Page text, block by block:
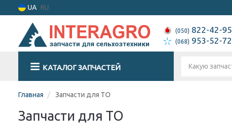
UA RU
(050) 822-42-95
(068) 953-52-72
КАТАЛОГ ЗАПЧАСТЕЙ
Главная Запчасти для ТО
Запчасти для ТО